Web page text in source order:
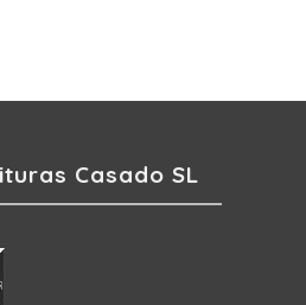
Casado SL